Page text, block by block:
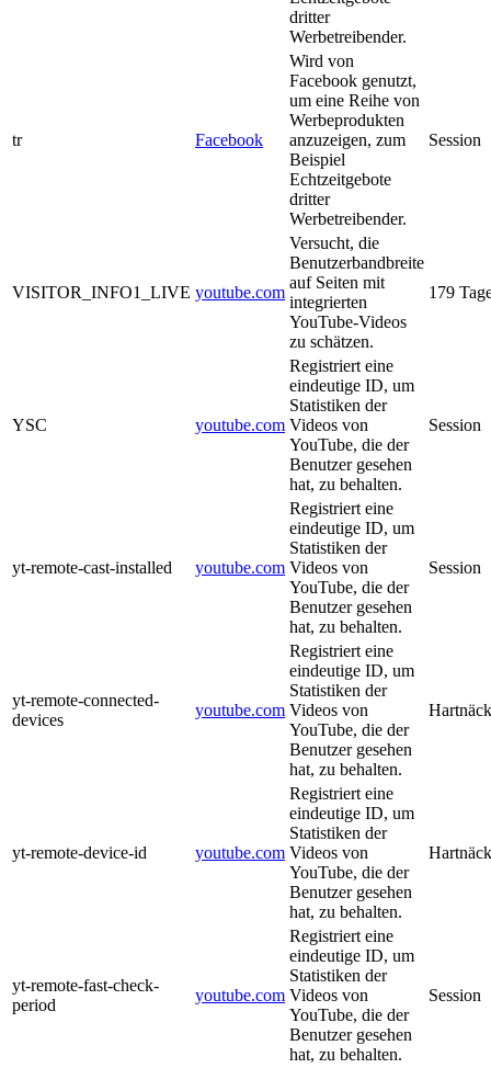
dritter
Werbetreibender.
tr Facebook
Wird von
Facebook genutzt,
um eine Reihe von
Werbeprodukten
anzuzeigen, zum
Beispiel
Echtzeitgebote
dritter
Werbetreibender.
Session
VISITOR_INFO1_LIVE youtube.com
Versucht, die
Benutzerbandbreite
auf Seiten mit
integrierten
YouTube-Videos
zu schätzen.
179
YSC youtube.com
Registriert eine
eindeutige ID, um
Statistiken der
Videos von
YouTube, die der
Benutzer gesehen
hat, zu behalten.
Session
yt-remote-cast-installed youtube.com
Registriert eine
eindeutige ID, um
Statistiken der
Videos von
YouTube, die der
Benutzer gesehen
hat, zu behalten.
Session
yt-remote-connected-
devices
youtube.com
Registriert eine
eindeutige ID, um
Statistiken der
Videos von
YouTube, die der
Benutzer gesehen
hat, zu behalten.
yt-remote-device-id youtube.com
Registriert eine
eindeutige ID, um
Statistiken der
Videos von
YouTube, die der
Benutzer gesehen
hat, zu behalten.
yt-remote-fast-check-
period
youtube.com
Registriert eine
eindeutige ID, um
Statistiken der
Videos von
YouTube, die der
Benutzer gesehen
hat, zu behalten.
Session